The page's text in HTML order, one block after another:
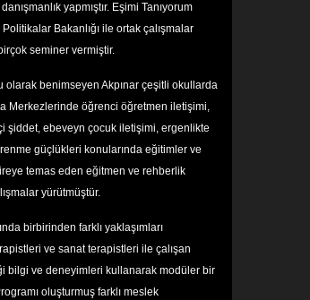
yapmıştır. Eşimi Tanıyorum
Bakanlığı ile ortak çalışmalar
seminer vermiştir.
olarak benimseyen Akpınar çeşitli okullarda
Merkezlerinde öğrenci öğretmen iletişimi,
şiddet, ebeveyn çocuk iletişimi, ergenlikte
güçlükleri konularında eğitimler ve
temas eden eğitmen ve rehberlik
yürütmüştür.
birbirinden farklı yaklaşımları
ve sanat terapistleri ile çalışan
bilgi ve deneyimleri kullanarak modüler bir
oluşturmuş farklı meslek